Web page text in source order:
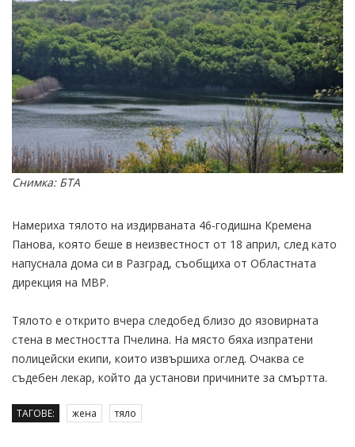
Снимка: БТА
Намериха тялото на издирваната 46-годишна Кремена
Панова, която беше в неизвестност от 18 април, след като
напуснала дома си в Разград, съобщиха от Областната
дирекция на МВР.
Тялото е открито вчера следобед близо до язовирната
стена в местността Пчелина. На място бяха изпратени
полицейски екипи, които извършиха оглед. Очаква се
съдебен лекар, който да установи причините за смъртта.
ТАГОВЕ: жена тяло